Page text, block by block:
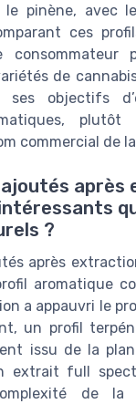
le pinène, avec
ces
consommateur
de
ses objectifs
commercial de
après
?
après
aromatique
a appauvri le
un profil
issu de la
extrait full
de la